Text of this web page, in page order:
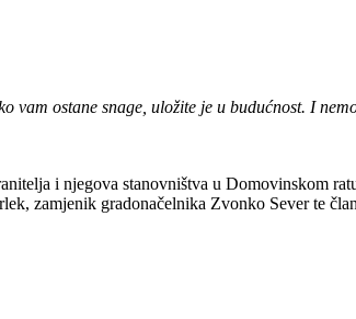
ostane snage, uložite je u budućnost. I
i njegova stanovništva u Domovinskom
zamjenik gradonačelnika Zvonko Sever te